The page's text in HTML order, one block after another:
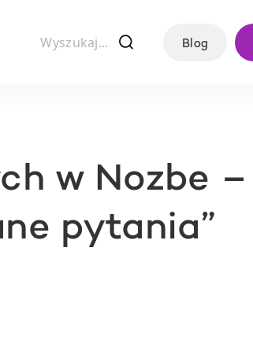
f Blog
w Nozbe –
pytania”